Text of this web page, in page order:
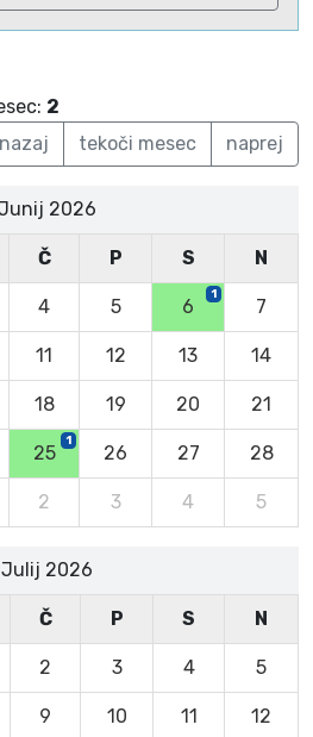
2
nazaj
tekoči mesec naprej
2026
Č P S N
4 5 6
1
7
11 12 13 14
18 19 20 21
25
1
26 27 28
2 3 4 5
Julij 2026
Č P S N
2 3 4 5
9 10 11 12